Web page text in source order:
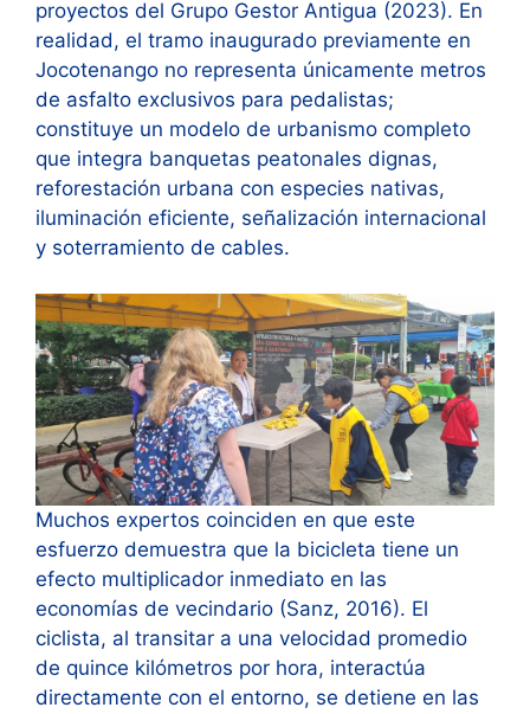
proyectos del Grupo Gestor Antigua (2023). En
realidad, el tramo inaugurado previamente en
Jocotenango no representa únicamente metros
de asfalto exclusivos para pedalistas;
constituye un modelo de urbanismo completo
que integra banquetas peatonales dignas,
reforestación urbana con especies nativas,
iluminación eficiente, señalización internacional
y soterramiento de cables.
Muchos expertos coinciden en que este
esfuerzo demuestra que la bicicleta tiene un
efecto multiplicador inmediato en las
economías de vecindario (Sanz, 2016). El
ciclista, al transitar a una velocidad promedio
de quince kilómetros por hora, interactúa
directamente con el entorno, se detiene en las